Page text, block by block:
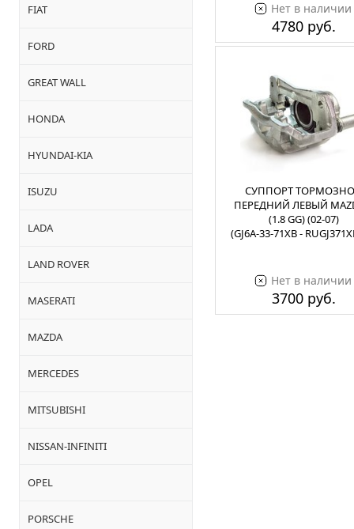
FIAT
FORD
GREAT WALL
HONDA
HYUNDAI-KIA
ISUZU
LADA
LAND ROVER
MASERATI
MAZDA
MERCEDES
MITSUBISHI
NISSAN-INFINITI
OPEL
PORSCHE
Нет в наличии
4780 руб.
СУППОРТ
ПЕРЕДНИЙ ЛЕВЫЙ
(1.8 GG) (02-07)
(GJ6A-33-71XB -
Нет в наличии
3700 руб.